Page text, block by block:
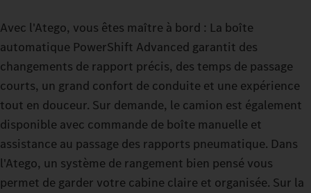
Avec l'Atego, vous êtes maître à bord : La boîte
automatique PowerShift Advanced garantit des
changements de rapport précis, des temps de passage
courts, un grand confort de conduite et une expérience
tout en douceur. Sur demande, le camion est également
disponible avec commande de boîte manuelle et
assistance au passage des rapports pneumatique. Dans
l'Atego, un système de rangement bien pensé vous
permet de garder votre cabine claire et organisée. Sur la